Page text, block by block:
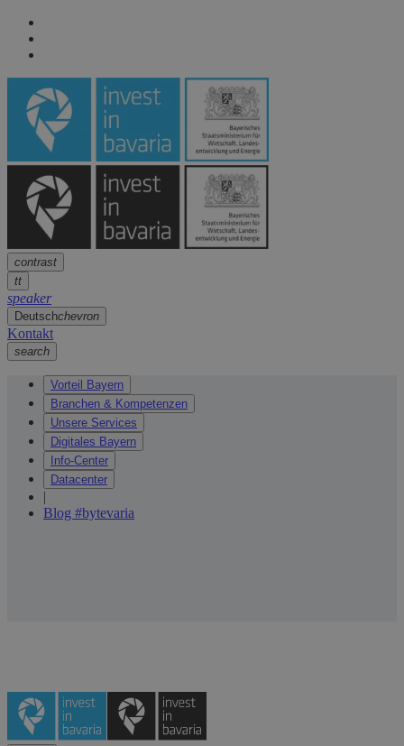
contrast
tt
speaker
Deutschchevron
Kontakt
search
Vorteil Bayern
Branchen & Kompetenzen
Unsere Services
Digitales Bayern
Info-Center
Datacenter
|
Blog #bytevaria